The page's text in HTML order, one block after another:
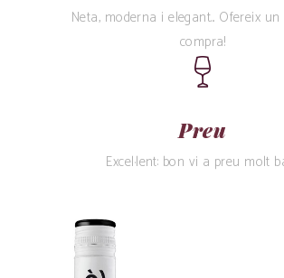
Neta, moderna i elegant... Ofereix
compra!
Preu
Excel·lent: bon vi a preu molt